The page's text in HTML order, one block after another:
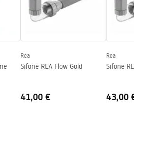
345mm
135
NO
Rea
Sifone REA Flow Gold
41,00 €
Rea
Sifone REA
43,00 €